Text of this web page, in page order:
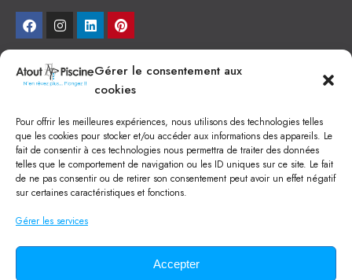
Gérer le consentement aux
cookies
Pour offrir les meilleures expériences, nous utilisons des technologies telles
que les cookies pour stocker et/ou accéder aux informations des appareils. Le
fait de consentir à ces technologies nous permettra de traiter des données
telles que le comportement de navigation ou les ID uniques sur ce site. Le fait
de ne pas consentir ou de retirer son consentement peut avoir un effet négatif
sur certaines caractéristiques et fonctions.
Gérer les services
Accepter
NEWSLETTER
Je veux recevoir toute l'actu
NOS SERVICES
Construction de piscine béton à Narbonne
Piscine coque à Narbonne
Acheter SPA à Narbonne
Pisciniste Narbonne
Mini piscine
Location machine avec chauffeur